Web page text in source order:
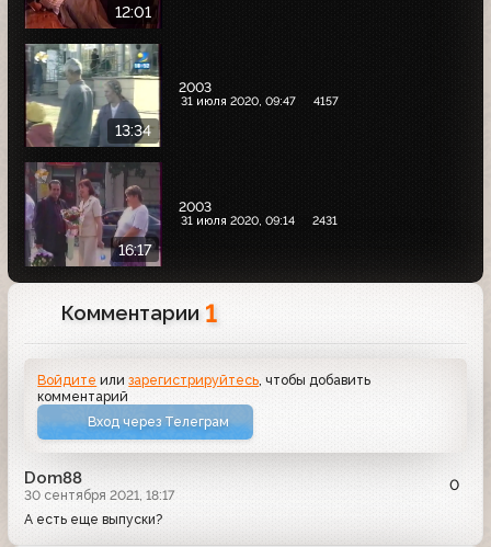
12:01
13:34
2003
31 июля 2020, 09:47 4157
16:17
2003
31 июля 2020, 09:14 2431
Комментарии 1
Войдите илизарегистрируйтесь , чтобы добавить
комментарий
Вход через Телеграм
Dom88
30 сентября 2021, 18:17
0
А есть еще выпуски?